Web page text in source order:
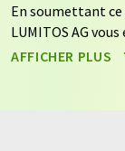
En soumettant
LUMITOS AG
newsletters
protection des
AFFICHER PLUS